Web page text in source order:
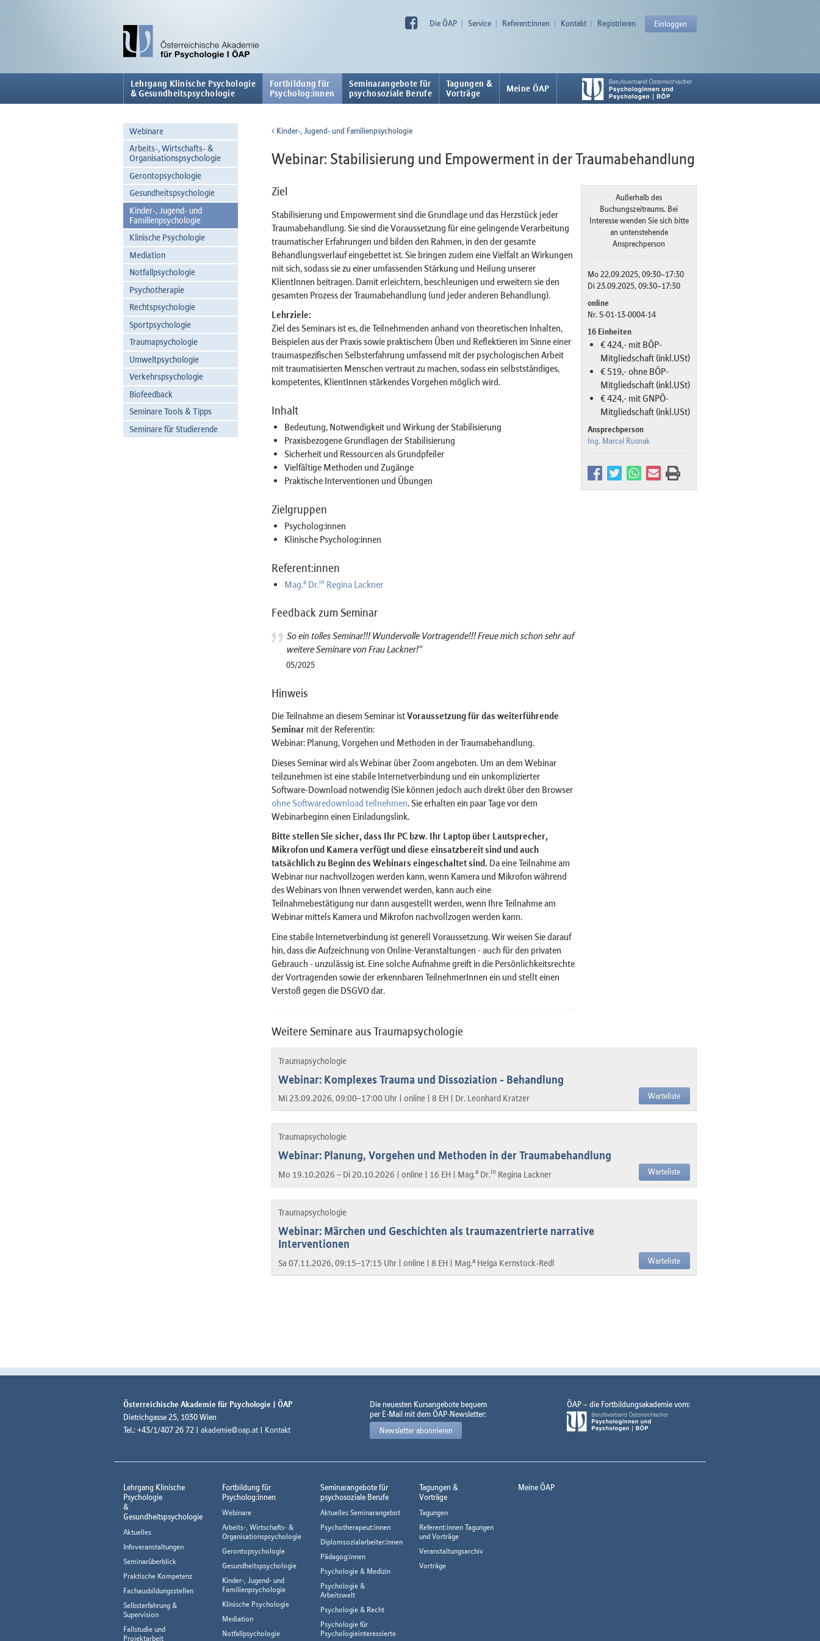
Die ÖAP Service Referent:innen Kontakt Registrieren Einloggen
Lehrgang Klinische Psychologie
& Gesundheitspsychologie
Fortbildung für
Psycholog:innen
Seminarangebote für
psychosoziale Berufe
Tagungen &
Vorträge
Meine ÖAP
Webinare
Arbeits-, Wirtschafts- &
Organisationspsychologie
Gerontopsychologie
Gesundheitspsychologie
Kinder-, Jugend- und
Familienpsychologie
Klinische Psychologie
Mediation
Notfallpsychologie
Psychotherapie
Rechtspsychologie
Sportpsychologie
Traumapsychologie
Umweltpsychologie
Verkehrspsychologie
Biofeedback
Seminare Tools & Tipps
Seminare für Studierende
Kinder-, Jugend- und Familienpsychologie
Webinar: Stabilisierung und Empowerment in der Traumabehandlung
Außerhalb des
Buchungszeitraums. Bei
Interesse wenden Sie sich bitte
an untenstehende
Ansprechperson
Mo 22.09.2025, 09:30–17:30
Di 23.09.2025, 09:30–17:30
online
Nr. S-01-13-0004-14
16 Einheiten
€ 424,- mit BÖP-
Mitgliedschaft (inkl.USt)
€ 519,- ohne BÖP-
Mitgliedschaft (inkl.USt)
€ 424,- mit GNPÖ-
Mitgliedschaft (inkl.USt)
Ansprechperson
Ing. Marcel Rusnak
Ziel
Stabilisierung und Empowerment sind die Grundlage und das Herzstück jeder
Traumabehandlung. Sie sind die Voraussetzung für eine gelingende Verarbeitung
traumatischer Erfahrungen und bilden den Rahmen, in den der gesamte
Behandlungsverlauf eingebettet ist. Sie bringen zudem eine Vielfalt an Wirkungen
mit sich, sodass sie zu einer umfassenden Stärkung und Heilung unserer
KlientInnen beitragen. Damit erleichtern, beschleunigen und erweitern sie den
gesamten Prozess der Traumabehandlung (und jeder anderen Behandlung).
Lehrziele:
Ziel des Seminars ist es, die Teilnehmenden anhand von theoretischen Inhalten,
Beispielen aus der Praxis sowie praktischem Üben und Reflektieren im Sinne einer
traumaspezifischen Selbsterfahrung umfassend mit der psychologischen Arbeit
mit traumatisierten Menschen vertraut zu machen, sodass ein selbstständiges,
kompetentes, KlientInnen stärkendes Vorgehen möglich wird.
Inhalt
Bedeutung, Notwendigkeit und Wirkung der Stabilisierung
Praxisbezogene Grundlagen der Stabilisierung
Sicherheit und Ressourcen als Grundpfeiler
Vielfältige Methoden und Zugänge
Praktische Interventionen und Übungen
Zielgruppen
Psycholog:innen
Klinische Psycholog:innen
Referent:innen
Mag.aDr.in Regina Lackner
Feedback zum Seminar
So ein tolles Seminar!!! Wundervolle Vortragende!!! Freue mich schon sehr auf
weitere Seminare von Frau Lackner!“
05/2025
Hinweis
Die Teilnahme an diesem Seminar istVoraussetzung für das weiterführende
Seminarmit der Referentin:
Webinar: Planung, Vorgehen und Methoden in der Traumabehandlung.
Dieses Seminar wird als Webinar über Zoom angeboten. Um an dem Webinar
teilzunehmen ist eine stabile Internetverbindung und ein unkomplizierter
Software-Download notwendig (Sie können jedoch auch direkt über den Browser
ohne Softwaredownload teilnehmen. Sie erhalten ein paar Tage vor dem
Webinarbeginn einen Einladungslink.
Bitte stellen Sie sicher, dass Ihr PC bzw. Ihr Laptop über Lautsprecher,
Mikrofon und Kamera verfügt und diese einsatzbereit sind und auch
tatsächlich zu Beginn des Webinars eingeschaltet sind. Da eine Teilnahme am
Webinar nur nachvollzogen werden kann, wenn Kamera und Mikrofon während
des Webinars von Ihnen verwendet werden, kann auch eine
Teilnahmebestätigung nur dann ausgestellt werden, wenn Ihre Teilnahme am
Webinar mittels Kamera und Mikrofon nachvollzogen werden kann.
Eine stabile Internetverbindung ist generell Voraussetzung. Wir weisen Sie darauf
hin, dass die Aufzeichnung von Online-Veranstaltungen - auch für den privaten
Gebrauch - unzulässig ist. Eine solche Aufnahme greift in die Persönlichkeitsrechte
der Vortragenden sowie der erkennbaren TeilnehmerInnen ein und stellt einen
Verstoß gegen die DSGVO dar.
Weitere Seminare aus Traumapsychologie
Traumapsychologie
Webinar: Komplexes Trauma und Dissoziation - Behandlung
Mi 23.09.2026, 09:00–17:00 Uhr | online | 8 EH | Dr. Leonhard Kratzer Warteliste
Traumapsychologie
Webinar: Planung, Vorgehen und Methoden in der Traumabehandlung
Mo 19.10.2026 – Di 20.10.2026 | online | 16 EH | Mag.aDr.in Regina Lackner Warteliste
Traumapsychologie
Webinar: Märchen und Geschichten als traumazentrierte narrative
Interventionen
Sa 07.11.2026, 09:15–17:15 Uhr | online | 8 EH | Mag.aHelga Kernstock-Redl Warteliste
Österreichische Akademie für Psychologie | ÖAP
Dietrichgasse 25, 1030 Wien
Tel.: +43/1/407 26 72 | akademie@oap.at | Kontakt
Die neuesten Kursangebote bequem
per E-Mail mit dem ÖAP-Newsletter:
Newsletter abonnieren
ÖAP – die Fortbildungsakademie vom:
Lehrgang Klinische
Psychologie
&
Gesundheitspsychologie
Aktuelles
Infoveranstaltungen
Seminarüberblick
Praktische Kompetenz
Fachausbildungsstellen
Selbsterfahrung &
Supervision
Fallstudie und
Projektarbeit
Fortbildung für
Psycholog:innen
Webinare
Arbeits-, Wirtschafts- &
Organisationspsychologie
Gerontopsychologie
Gesundheitspsychologie
Kinder-, Jugend- und
Familienpsychologie
Klinische Psychologie
Mediation
Notfallpsychologie
Seminarangebote für
psychosoziale Berufe
Aktuelles Seminarangebot
Psychotherapeut:innen
Diplomsozialarbeiter:innen
Pädagog:innen
Psychologie & Medizin
Psychologie &
Arbeitswelt
Psychologie & Recht
Psychologie für
Psychologieinteressierte
Tagungen &
Vorträge
Tagungen
Referent:innen Tagungen
und Vorträge
Veranstaltungsarchiv
Vorträge
Meine ÖAP